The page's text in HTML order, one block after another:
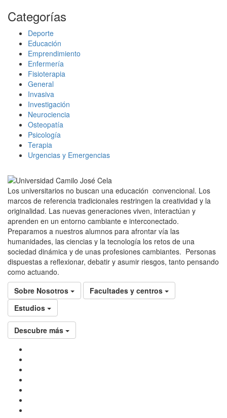
Categorías
Deporte
Educación
Emprendimiento
Enfermería
Fisioterapia
General
Invasiva
Investigación
Neurociencia
Osteopatía
Psicología
Terapia
Urgencias y Emergencias
Los universitarios no buscan una educación convencional. Los
marcos de referencia tradicionales restringen la creatividad y la
originalidad. Las nuevas generaciones viven, interactúan y
aprenden en un entorno cambiante e interconectado.
Preparamos a nuestros alumnos para afrontar vía las
humanidades, las ciencias y la tecnología los retos de una
sociedad dinámica y de unas profesiones cambiantes. Personas
dispuestas a reflexionar, debatir y asumir riesgos, tanto pensando
como actuando.
Sobre Nosotros
Facultades y centros
Estudios
Descubre más